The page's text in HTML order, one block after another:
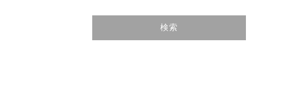
検索